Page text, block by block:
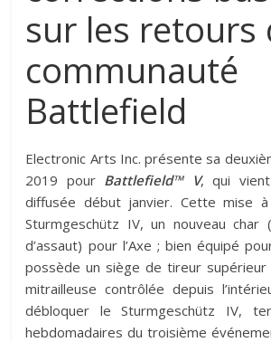
sur les retours
communauté
Battlefield
Electronic Arts Inc. présente sa
2019 pour Battlefield™ V, qui
diffusée début janvier. Cette mise
Sturmgeschütz IV, un nouveau char
d’assaut) pour l’Axe ; bien équipé
possède un siège de tireur
mitrailleuse contrôlée depuis
débloquer le Sturmgeschütz IV,
hebdomadaires du troisième